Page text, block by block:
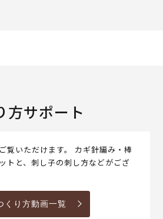
方サポート
覧いただけます。 カギ針編み・棒
トと、刺し子の刺し方などがござ
くり方動画一覧